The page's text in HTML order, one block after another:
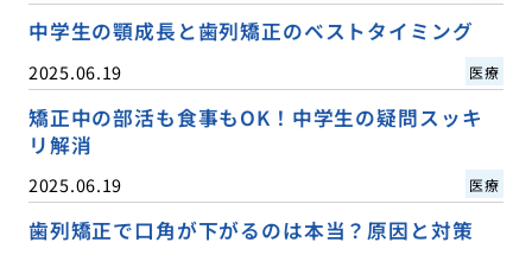
中学生の顎成長と歯列矯正のベストタイミング
2025.06.19 医療
矯正中の部活も食事もOK！中学生の疑問スッキ
リ解消
2025.06.19 医療
歯列矯正で口角が下がるのは本当？原因と対策